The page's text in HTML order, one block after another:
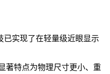
已实现了在轻量级近眼显示
著特点为物理尺寸更小、重